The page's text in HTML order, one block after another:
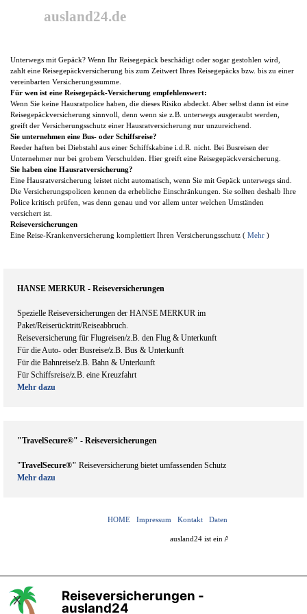
ausland24.de
Unterwegs mit Gepäck? Wenn Ihr Reisegepäck beschädigt oder sogar gestohlen wird,
zahlt eine Reisegepäckversicherung bis zum Zeitwert Ihres Reisegepäcks bzw. bis zu einer
vereinbarten Versicherungssumme.
Für wen ist eine Reisegepäck-Versicherung empfehlenswert:
Wenn Sie keine Hausrat­police haben, die dieses Risiko abdeckt. Aber selbst dann ist eine
Reisege­päck­versicherung sinn­voll, denn wenn sie z.B. unterwegs ausgeraubt werden,
greift der Versicherungsschutz einer Hausratversicherung nur unzureichend.
Sie unternehmen eine Bus- oder Schiffsreise?
Reeder haften bei Diebstahl aus einer Schiffs­kabine i.d.R. nicht. Bei Busreisen der
Unternehmer nur bei grobem Verschulden. Hier greift eine Reisegepäckversicherung.
Sie haben eine Hausratversicherung?
Eine Hausratversicherung leistet nicht automatisch, wenn Sie mit Gepäck unterwegs sind.
Die Versicherungspolicen kennen da erhebliche Einschränkungen. Sie sollten deshalb Ihre
Police kritisch prüfen, was denn genau und vor allem unter welchen Umständen
versichert ist.
Reiseversicherungen
Eine Reise-Krankenversicherung komplettiert Ihren Versicherungsschutz ( Mehr )
HANSE MERKUR - Reiseversicherungen
Spezielle Reiseversicherungen der HANSE MERKUR im
Paket/Reiserücktritt/Reiseabbruch.
Reiseversicherung für Flugreisen/z.B. den Flug & Unterkunft
Für die Auto- oder Busreise/z.B. Bus & Unterkunft
Für die Bahnreise/z.B. Bahn & Unterkunft
Für Schiffsreise/z.B. eine Kreuzfahrt
Mehr dazu
"TravelSecure®" - Reiseversicherungen
"TravelSecure®" Reiseversicherung bietet umfassenden Schutz
Mehr dazu
HOME Impressum Kontakt Datenschutzerklärung
ausland24 ist ein Angebot von
Reiseversicherungen -
ausland24
X